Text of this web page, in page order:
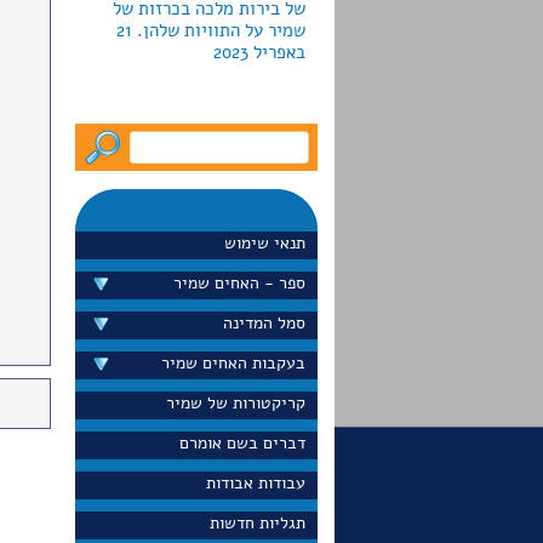
לקראת חג החנוכה2022 מוציאה
גלריה פרקש ביפו כרזות
צבאיות למכירה; חמש מהן
המחירים נעים מ-790 עד יותר
מ-5000 דולר
דייויד סלע הציג בערוץ 13 את
כרזת הדואר "הקדם במשלוח
ברכותיך לחגים" שעיצבו
האחים שמיר בראשית שנות
ה-60 הוא גם הציג את הכרזה
באתר הפופולרי שלו
"נוסטלגיה". ספטמבר 2022
תנאי שימוש
ספר - האחים שמיר
סמל המדינה
בעקבות האחים שמיר
קריקטורות של שמיר
דברים בשם אומרם
עבודות אבודות
תגליות חדשות